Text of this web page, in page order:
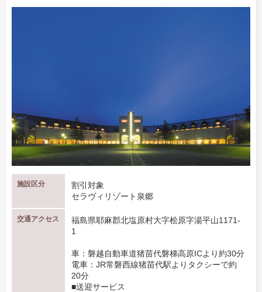
施設区分
割引対象
セラヴィリゾート泉郷
交通アクセス
福島県耶麻郡北塩原村大字桧原字湯平山1171-
1
車：磐越自動車道猪苗代磐梯高原ICより約30分
電車：JR常磐西線猪苗代駅よりタクシーで約
20分
■送迎サービス